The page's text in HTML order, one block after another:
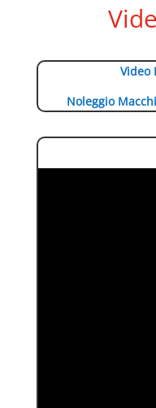
Video
Noleggio